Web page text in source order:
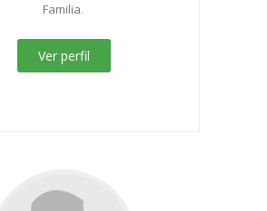
Familia.
Ver perfil